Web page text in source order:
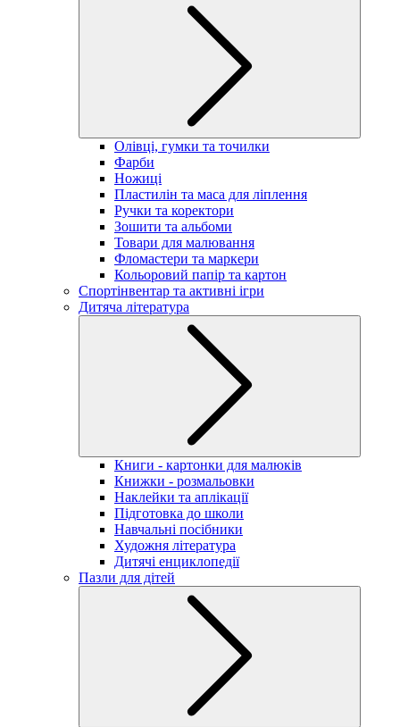
Олівці, гумки та точилки
Фарби
Ножиці
Пластилін та маса для ліплення
Ручки та коректори
Зошити та альбоми
Товари для малювання
Фломастери та маркери
Кольоровий папір та картон
Спортінвентар та активні ігри
Дитяча література
Книги - картонки для малюків
Книжки - розмальовки
Наклейки та аплікації
Підготовка до школи
Навчальні посібники
Художня література
Дитячі енциклопедії
Пазли для дітей